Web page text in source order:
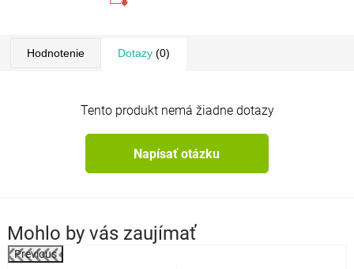
Hodnotenie Dotazy(0)
Tento produkt nemá žiadne dotazy
Napísať otázku
Mohlo by vás zaujímať
Previous